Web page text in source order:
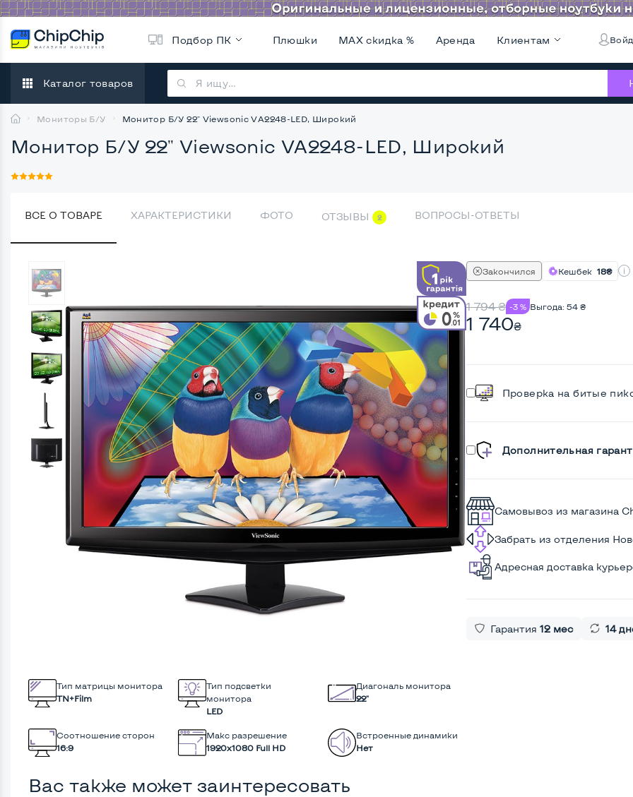
Подбор ПК Плюшки MAX скидка % Аренда Клиентам
Каталог товаров
Мониторы Б/У Монитор Б/У 22" Viewsonic VA2248-LED, Широкий
Монитор Б/У 22" Viewsonic VA2248-LED, Широкий
ВСЕ О ТОВАРЕ ХАРАКТЕРИСТИКИ ФОТО ОТЗЫВЫ 2 ВОПРОСЫ-ОТВЕТЫ
Тип матрицы монитора
TN+Film
Тип подсветки
монитора
LED
Диагональ монитора
22"
Соотношение сторон
16:9
Макс разрешение
1920x1080 Full HD
Встроенные динамики
Нет
Закончился Кешбек 18₴
1 794₴ -3 % Выгода: 54₴
1 740₴
Проверка на битые
Дополнительная
Самовывоз из магазина
Забрать из отделения
Адресная доставка
Гарантия 12 мес 14
Вас также может заинтересовать